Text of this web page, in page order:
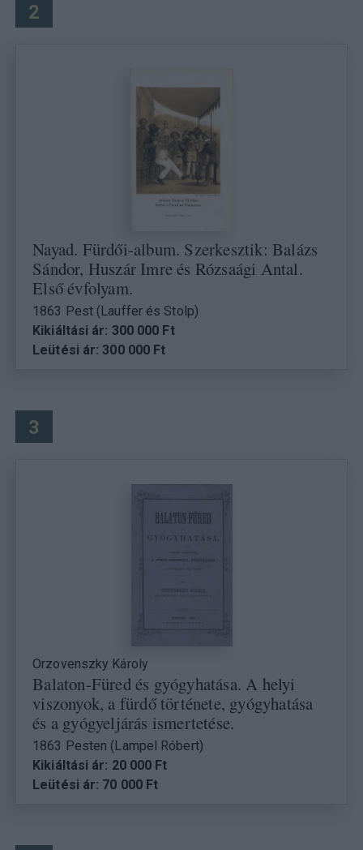
2
Nayad. Fürdői-album. Szerkesztik: Balázs
Sándor, Huszár Imre és Rózsaági Antal.
Első évfolyam.
1863 Pest (Lauffer és Stolp)
Kikiáltási ár: 300 000 Ft
Leütési ár: 300 000 Ft
3
Orzovenszky Károly
Balaton-Füred és gyógyhatása. A helyi
viszonyok, a fürdő története, gyógyhatása
és a gyógyeljárás ismertetése.
1863 Pesten (Lampel Róbert)
Kikiáltási ár: 20 000 Ft
Leütési ár: 70 000 Ft